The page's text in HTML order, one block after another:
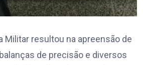
Militar resultou na apreensão de
de precisão e diversos